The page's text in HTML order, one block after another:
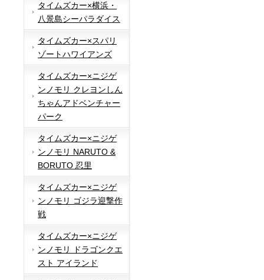
タイムズカー×横浜・
八景島シーパラダイス
タイムズカー×スパリ
ゾートハワイアンズ
タイムズカー×ニジゲ
ンノモリ クレヨンしん
ちゃんアドベンチャー
パーク
タイムズカー×ニジゲ
ンノモリ NARUTO &
BORUTO 忍里
タイムズカー×ニジゲ
ンノモリ ゴジラ迎撃作
戦
タイムズカー×ニジゲ
ンノモリ ドラゴンクエ
スト アイランド